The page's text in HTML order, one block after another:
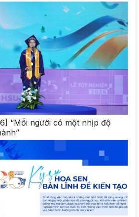
“Mỗi người có một nhịp độ